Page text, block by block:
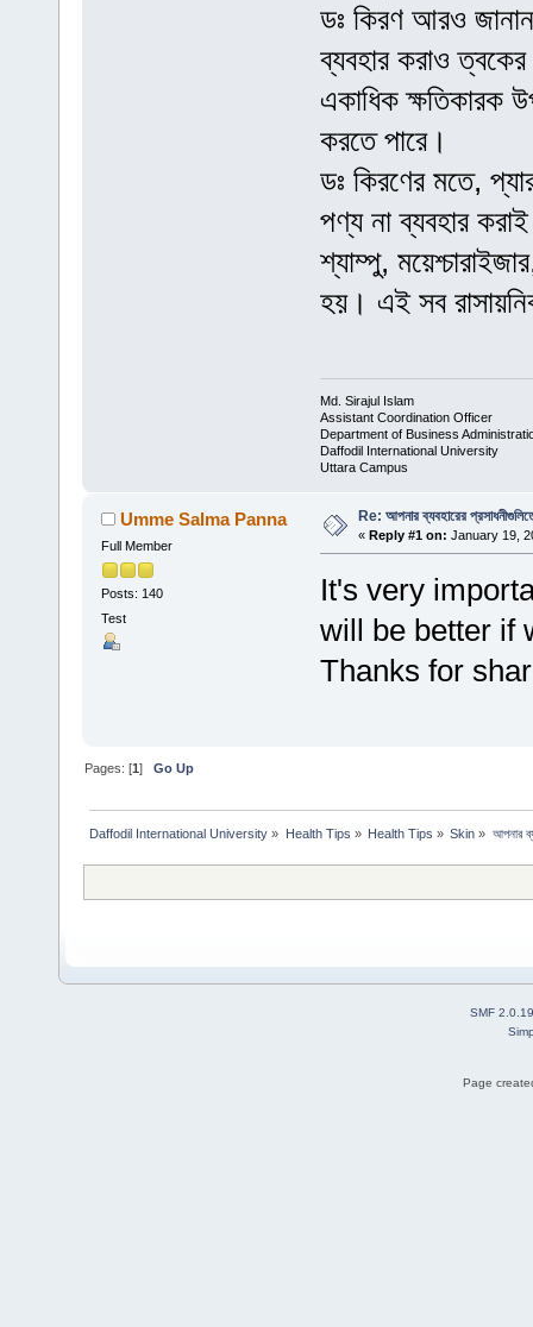
ডঃ কিরণ আরও
ব্যবহার করাও
একাধিক ক্ষতিকারক
করতে পারে।
ডঃ কিরণের মতে,
পণ্য না ব্যবহার
শ্যাম্পু,
হয়। এই সব
Md. Sirajul Islam
Assistant Coordination Officer
Department of Business
Daffodil International University
Uttara Campus
Umme Salma Panna
Full Member
Posts: 140
Test
Re: আপনার ব্যবহারের
« Reply #1 on: January 19,
It's very
will be better if
Thanks for
Pages: [1]Go Up
Daffodil International University » Health Tips » Health Tips » Skin » আপনার
SMF 2.0.19
Page